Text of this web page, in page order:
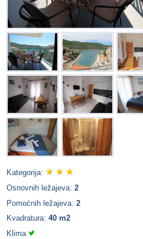
Kategorija:
Osnovnih ležajeva: 2
Pomoćnih ležajeva: 2
Kvadratura: 40 m2
Klima